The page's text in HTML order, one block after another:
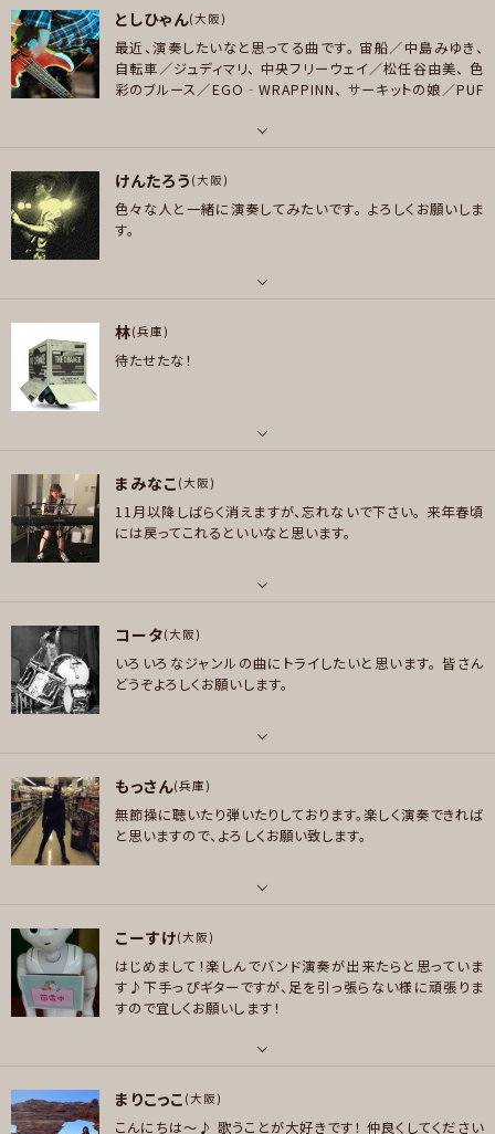
プレイヤー参加予定
メッセージ
ww.facebook.com/mobydick
の復刻、グランジの逆襲
したページ） https://www.facebook.com/pg/alterna
tivegunge/ 会場ではアイコンのように【ポークパイハット】
を被っています この帽子が目印ですので、よろしくお願い致
ギター , ベース
好きなアーティスト
基本は洋楽／邦楽ロック UK＆USロック、主にオルタナティブロック、その他
強中です。 ペダルスチールギター購入しましたので、要り用の際はお声掛けく
好きなジャンル
ポップス , ロック , ハードロック/ヘヴィメタル , ファンク/ブルース , ジャズ/
フュージョン , ボサノバ/ラテン , スカ/ロカビリー , ヒップホップ/レゲエ ,
ハウス/テクノ
としひゃん(大阪)
最近、演奏したいなと思ってる曲です。 宙船／中島みゆき、
自転車／ジュディマリ、 中央フリーウェイ／松任谷由美、 色
彩のブルース／EGO‐WRAPPINN、 サーキットの娘／PUF
METHING／BEATLES、
ベース
好きなアーティスト
サザンオールスターズ、松任谷由実、キャンディーズ、REBECCA、judy and
省吾、増田俊郎、ゲスの極み乙女。、カシオペア、ビートルズ、パスピエ、ToTo、
好きなジャンル
ポップス , ロック , ファンク/ブルース , ジャズ/フュージョン
プレイヤー参加予定
メッセージ
けんたろう (大阪)
色々な人と一緒に演奏してみたいです。 よろしくお願いしま
す。
好きなアーティスト
LOVE PSYCHEDELICO GRAPEVINE 東京事変 The Allman Brothers B
好きなジャンル
ポップス , ロック , ファンク/ブルース , ソウル/R＆B
プレイヤー参加予定
林(兵庫)
待たせたな！
ボーカル , ギター , ベース , ピアノ/キーボード
好きなアーティスト
X JAPAN ドリームシアター スティーヴルカサー シンフォニーX リキッドテンシ
ティーン ヴィニームーア ハーレムスキャーレム 太田カツ シナジー 増﨑孝司
Vai DGM PAT METHENY 矢堀孝一 FRANK GAMBALE
好きなジャンル
ポップス , ロック , パンク/メロコア , ハードロック/ヘヴィメタル , ファンク/
ブルース , ジャズ/フュージョン , ソウル/R＆B , ボサノバ/ラテン , アニソン/
プレイヤー参加予定
まみなこ (大阪)
11月以降しばらく消えますが、忘れないで下さい。 来年春頃
には戻ってこれるといいなと思います。
ボーカル
好きなアーティスト
Cocco、GO!GO!7188、椎名林檎（無罪、勝訴）、チャットモンチー、サンタラ、
鬼束ちひろ、宇多田ヒカル、SOPHIA、ストレイテナー、ELLEGARDEN、L’Ar
好きなジャンル
ポップス , ロック
プレイヤー参加予定
メッセージ
コータ(大阪)
いろいろなジャンルの曲にトライしたいと思います。 皆さん
どうぞよろしくお願いします。
ドラム
好きなアーティスト
BON JOVI,U2,テイラースイフト,Michelle Branch,ブライアン アダムス,デ
好きなジャンル
ポップス , ロック , パンク/メロコア , ハードロック/ヘヴィメタル , ソウル/R
＆B
プレイヤー参加予定
メッセージ
もっさん(兵庫)
無節操に聴いたり弾いたりしております。楽しく演奏できれば
と思いますので、よろしくお願い致します。
ベース
好きなアーティスト
thee michelle gun elephant, Blankey Jet City, The Yellow Monke
otorhead, Metallica, Mice Parade,Pop Group, フジファブリック、ゆら
好きなジャンル
こーすけ(大阪)
はじめまして！楽しんでバンド演奏が出来たらと思っていま
す♪下手っぴギターですが、足を引っ張らない様に頑張りま
すので宜しくお願いします！
ギター
まりこっこ (大阪)
こんにちは〜♪ 歌うことが大好きです！ 仲良くしてください